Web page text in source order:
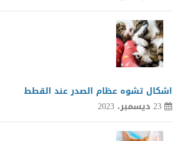
اشكال تشوه عظام الصدر عند القطط
23 ديسمبر، 2023